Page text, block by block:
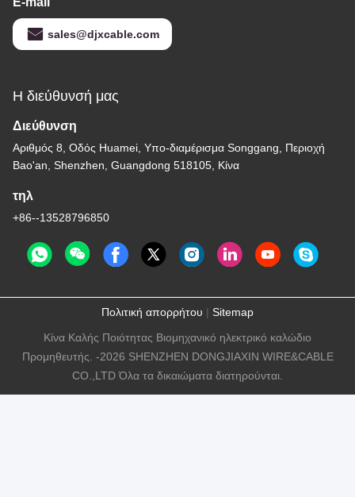
sales@djxcable.com
Η διεύθυνσή μας
Διεύθυνση
Αριθμός 8, Οδός Huamei, Υπο-διαμέρισμα Songgang, Περιοχή
Bao'an, Shenzhen, Guangdong 518105, Κίνα
τηλ
+86--13528796850
Πολιτική απορρήτου | Sitemap
Κίνα Καλής Ποιότητας Βιομηχανικό ηλεκτρικό καλώδιο
Προμηθευτής. -2026 SHENZHEN DONGJIAXIN WIRE&CABLE
CO.,LTD Όλα τα δικαιώματα διατηρούνται.